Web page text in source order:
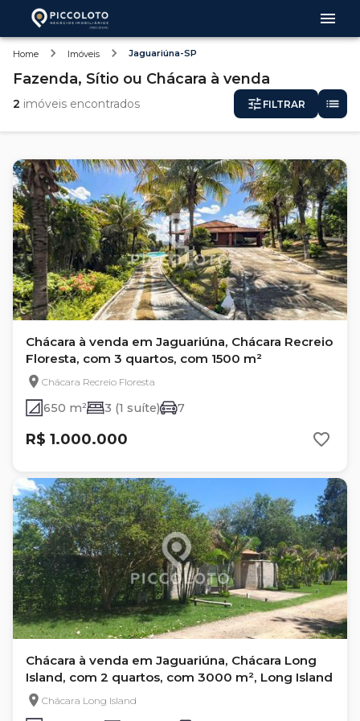
Home Imóveis Jaguariúna-SP
Fazenda, Sítio ou Chácara à venda
2 imóveis encontrados FILTRAR
Chácara à venda em Jaguariúna, Chácara Recreio
Floresta, com 3 quartos, com 1500 m²
Chácara Recreio Floresta
650 m² 3 (1 suíte) 7
R$ 1.000.000
Chácara à venda em Jaguariúna, Chácara Long
Island, com 2 quartos, com 3000 m², Long Island
Chácara Long Island